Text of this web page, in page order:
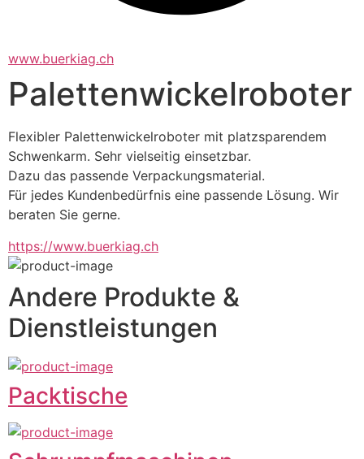
www.buerkiag.ch
Palettenwickelroboter
Flexibler Palettenwickelroboter mit platzsparendem
Schwenkarm. Sehr vielseitig einsetzbar.
Dazu das passende Verpackungsmaterial.
Für jedes Kundenbedürfnis eine passende Lösung. Wir
beraten Sie gerne.
https://www.buerkiag.ch
Andere Produkte &
Dienstleistungen
Packtische